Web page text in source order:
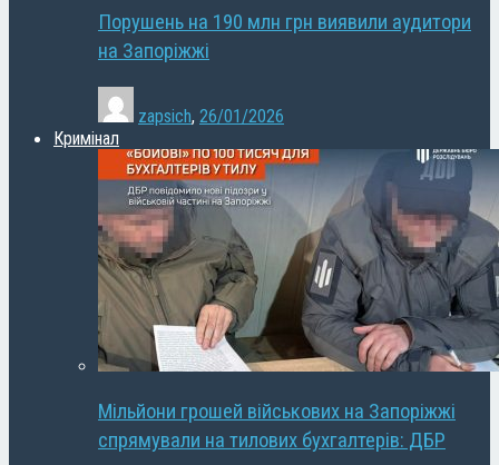
Порушень на 190 млн грн виявили аудитори
на Запоріжжі
zapsich, 26/01/2026
Кримінал
Мільйони грошей військових на Запоріжжі
спрямували на тилових бухгалтерів: ДБР